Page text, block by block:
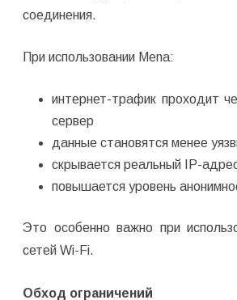
соединения.
При использовании Mena:
интернет-трафик проходит
сервер
данные становятся менее
скрывается реальный IP-
повышается уровень
Это особенно важно при
сетей Wi-Fi.
Обход ограничений